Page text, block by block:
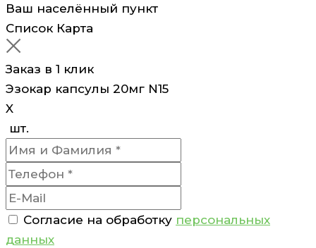
Ваш населённый пункт
Список Карта
Заказ в 1 клик
Эзокар капсулы 20мг N15
X
шт.
Согласие на обработку персональных
данных